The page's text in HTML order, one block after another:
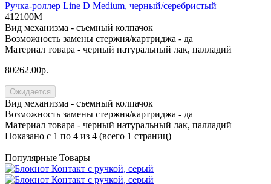
Ручка-роллер Line D Medium, черный/серебристый
412100M
Вид механизма - съемный колпачок
Возможность замены стержня/картриджа - да
Материал товара - черный натуральный лак, палладий
80262.00р.
Ожидается
Вид механизма - съемный колпачок
Возможность замены стержня/картриджа - да
Материал товара - черный натуральный лак, палладий
Показано с 1 по 4 из 4 (всего 1 страниц)
Популярные Товары